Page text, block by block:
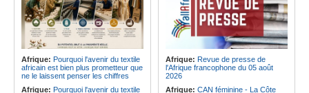
Afrique: Pourquoi l'avenir du textile
africain est bien plus prometteur que
ne le laissent penser les chiffres
Afrique: Pourquoi l'avenir du textile
Afrique: Revue de presse de
l'Afrique francophone du 05 août
2026
Afrique: CAN féminine - La Côte